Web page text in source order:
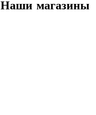
Наши магазины